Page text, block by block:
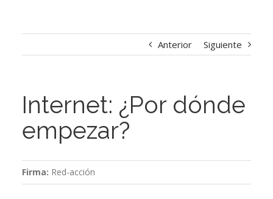
Anterior Siguiente
Internet: ¿Por dónde
empezar?
Firma: Red-acción